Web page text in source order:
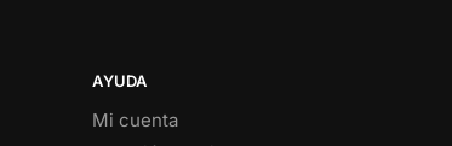
AYUDA
Mi cuenta